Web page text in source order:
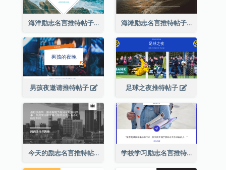
海洋励志名言推特帖子 海滩励志名言推特帖子
男孩夜邀请推特帖子 足球之夜推特帖子
今天的励志名言推特帖子2 学校学习励志名言推特帖子